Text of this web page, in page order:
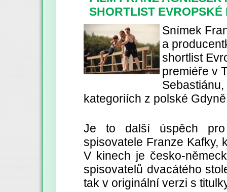
SHORTLIST
Snímek
a
shortlist
premiéře v
kategoriích z polské
Je to další úspěch pro
spisovatele Franze Kafky,
V kinech je česko-
spisovatelů dvacátého
tak v originální verzi s